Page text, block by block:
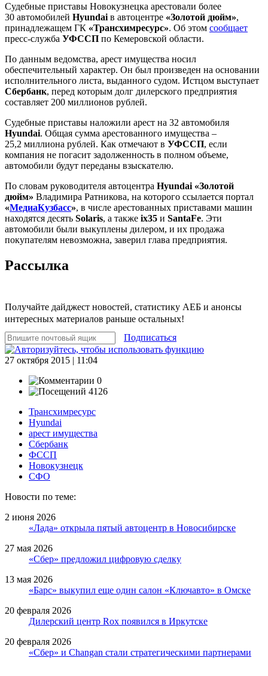
Судебные приставы Новокузнецка арестовали более
30 автомобилей Hyundai в автоцентре «Золотой дюйм»,
принадлежащем ГК «Трансхимресурс». Об этом сообщает
пресс-служба УФССП по Кемеровской области.
По данным ведомства, арест имущества носил
обеспечительный характер. Он был произведен на основании
исполнительного листа, выданного судом. Истцом выступает
Сбербанк, перед которым долг дилерского предприятия
составляет 200 миллионов рублей.
Судебные приставы наложили арест на 32 автомобиля
Hyundai. Общая сумма арестованного имущества –
25,2 миллиона рублей. Как отмечают в УФССП, если
компания не погасит задолженность в полном объеме,
автомобили будут переданы взыскателю.
По словам руководителя автоцентра Hyundai «Золотой
дюйм» Владимира Ратникова, на которого ссылается портал
«МедиаКузбасс», в числе арестованных приставами машин
находятся десять Solaris, а также ix35 и SantaFe. Эти
автомобили были выкуплены дилером, и их продажа
покупателям невозможна, заверил глава предприятия.
Рассылка
Получайте дайджест новостей, статистику АЕБ и анонсы
интересных материалов раньше остальных!
Подписаться
27 октября 2015 | 11:04
0
4126
Трансхимресурс
Hyundai
арест имущества
Сбербанк
ФССП
Новокузнецк
СФО
Новости по теме:
2 июня 2026
«Лада» открыла пятый автоцентр в Новосибирске
27 мая 2026
«Сбер» предложил цифровую сделку
13 мая 2026
«Барс» выкупил еще один салон «Ключавто» в Омске
20 февраля 2026
Дилерский центр Rox появился в Иркутске
20 февраля 2026
«Сбер» и Changan стали стратегическими партнерами